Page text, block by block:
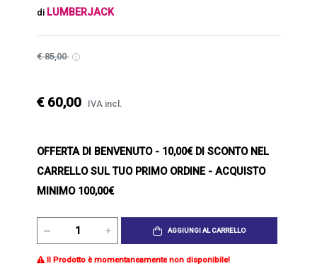
di LUMBERJACK
€ 85,00
€ 60,00 IVA incl.
OFFERTA DI BENVENUTO- 10,00€ DI SCONTO NEL
CARRELLO SUL TUO PRIMO ORDINE - ACQUISTO
MINIMO 100,00€
AGGIUNGI AL CARRELLO
Il Prodotto è momentaneamente non disponibile!